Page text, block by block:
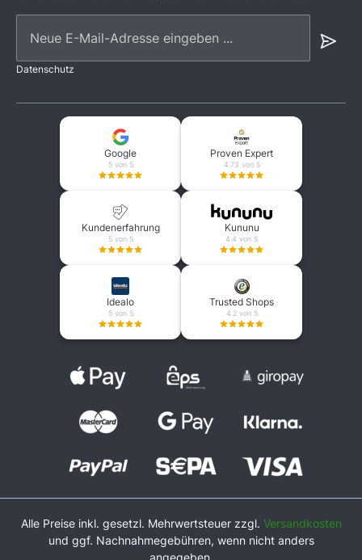
Datenschutz
Google
5 von 5
Proven Expert
4.73 von 5
Kundenerfahrung
5 von 5
Kununu
4.4 von 5
Idealo
5 von 5
Trusted Shops
4.2 von 5
Alle Preise inkl. gesetzl. Mehrwertsteuer zzgl. Versandkosten
und ggf. Nachnahmegebühren, wenn nicht anders
angegeben.